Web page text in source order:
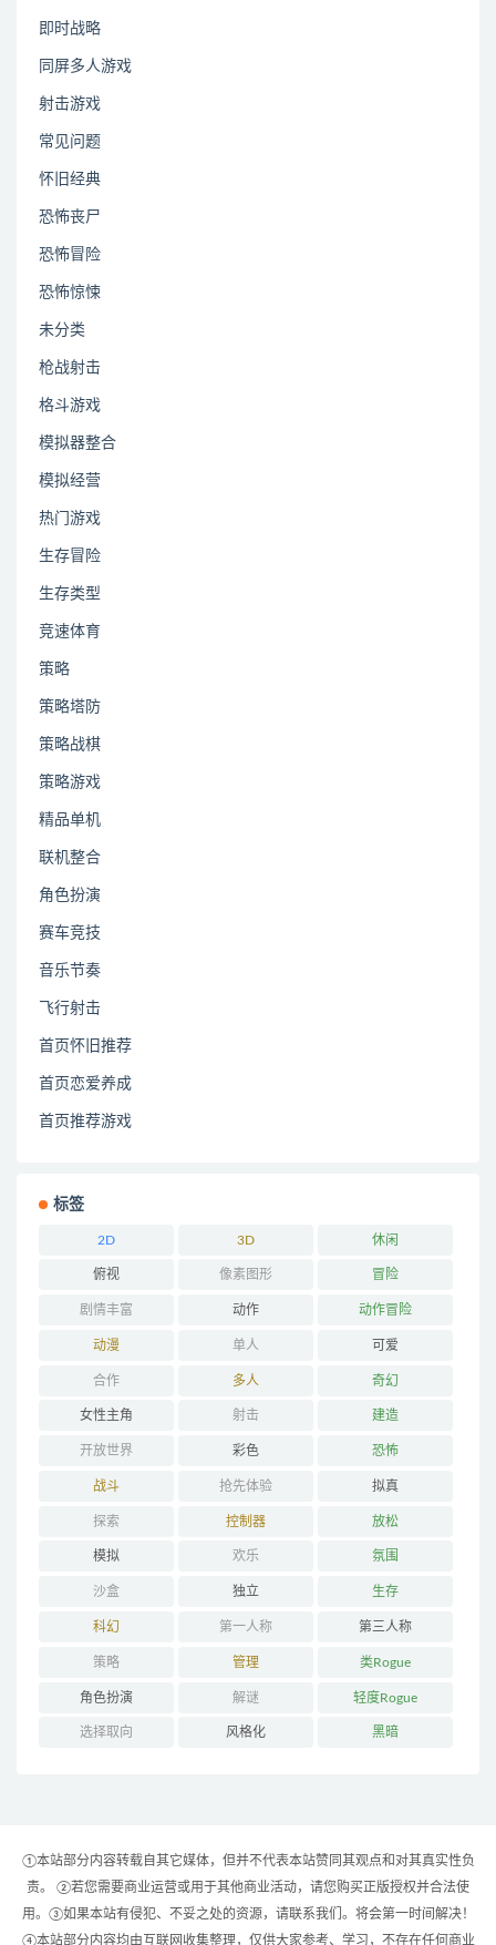
即时战略
同屏多人游戏
射击游戏
常见问题
怀旧经典
恐怖丧尸
恐怖冒险
恐怖惊悚
未分类
枪战射击
格斗游戏
模拟器整合
模拟经营
热门游戏
生存冒险
生存类型
竞速体育
策略
策略塔防
策略战棋
策略游戏
精品单机
联机整合
角色扮演
赛车竞技
音乐节奏
飞行射击
首页怀旧推荐
首页恋爱养成
首页推荐游戏
标签
2D 3D 休闲
俯视 像素图形 冒险
剧情丰富 动作 动作冒险
动漫 单人 可爱
合作 多人 奇幻
女性主角 射击 建造
开放世界 彩色 恐怖
战斗 抢先体验 拟真
探索 控制器 放松
模拟 欢乐 氛围
沙盒 独立 生存
科幻 第一人称 第三人称
策略 管理 类Rogue
角色扮演 解谜 轻度Rogue
选择取向 风格化 黑暗
①本站部分内容转载自其它媒体，但并不代表本站赞同其观点和对其真实性负
责。 ②若您需要商业运营或用于其他商业活动，请您购买正版授权并合法使
用。③如果本站有侵犯、不妥之处的资源，请联系我们。将会第一时间解决！
④本站部分内容均由互联网收集整理，仅供大家参考、学习，不存在任何商业